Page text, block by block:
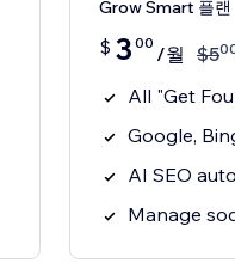
Grow Smart 플랜
$ 3 00 /월 $5
All "Get
Google,
AI SEO
Manage